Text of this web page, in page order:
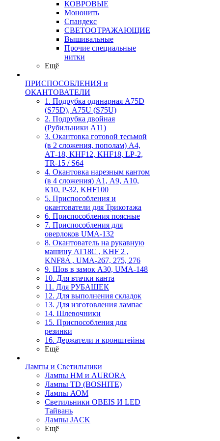
КОВРОВЫЕ
Мононить
Спандекс
СВЕТООТРАЖАЮЩИЕ
Вышивальные
Прочие специальные
нитки
Ещё
ПРИСПОСОБЛЕНИЯ и
ОКАНТОВАТЕЛИ
1. Подрубка одинарная А75D
(S75D), А75U (S75U)
2. Подрубка двойная
(Рубильники А11)
3. Окантовка готовой тесьмой
(в 2 сложения, пополам) А4,
АТ-18, KHF12, KHF18, LP-2,
TR-15 / S64
4. Окантовка нарезным кантом
(в 4 сложения) А1, А9, А10,
К10, Р-32, KHF100
5. Приспособления и
окантователи для Трикотажа
6. Приспособления поясные
7. Приспособления для
оверлоков UMA-132
8. Окантователь на рукавную
машину AT18C , KHF 2 ,
KNF8A , UMA-267, 275, 276
9. Шов в замок А30, UMA-148
10. Для втачки канта
11. Для РУБАШЕК
12. Для выполнения складок
13. Для изготовления лампас
14. Шлевочники
15. Приспособления для
резинки
16. Держатели и кронштейны
Ещё
Лампы и Светильники
Лампы HM и AURORA
Лампы TD (BOSHITE)
Лампы АОМ
Светильники OBEIS И LED
Тайвань
Лампы JACK
Ещё